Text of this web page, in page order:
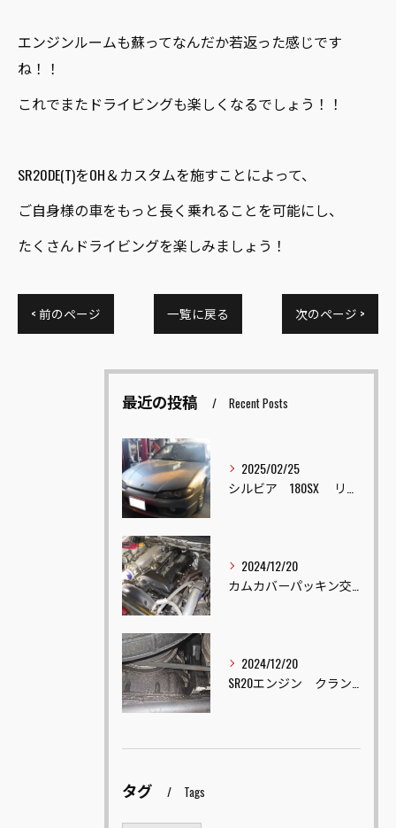
エンジンルームも蘇ってなんだか若返った感じです
ね！！
これでまたドライビングも楽しくなるでしょう！！
SR20DE(T)をOH＆カスタムを施すことによって、
ご自身様の車をもっと長く乗れることを可能にし、
たくさんドライビングを楽しみましょう！
< 前のページ 一覧に戻る 次のページ >
最近の投稿 Recent Posts
2025/02/25
2024/12/20
2024/12/20
タグ Tags